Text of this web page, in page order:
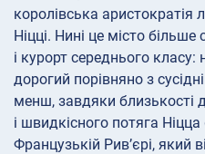
королівська
Ніцці. Нині це місто
і курорт середнього класу:
дорогий порівняно з
менш, завдяки близькості
і швидкісного потяга
Французькій Рив’єрі, який